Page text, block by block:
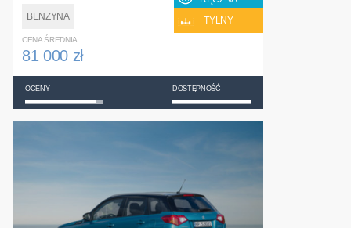
BENZYNA
TYLNY
CENA ŚREDNIA
81 000 zł
OCENY DOSTĘPNOŚĆ